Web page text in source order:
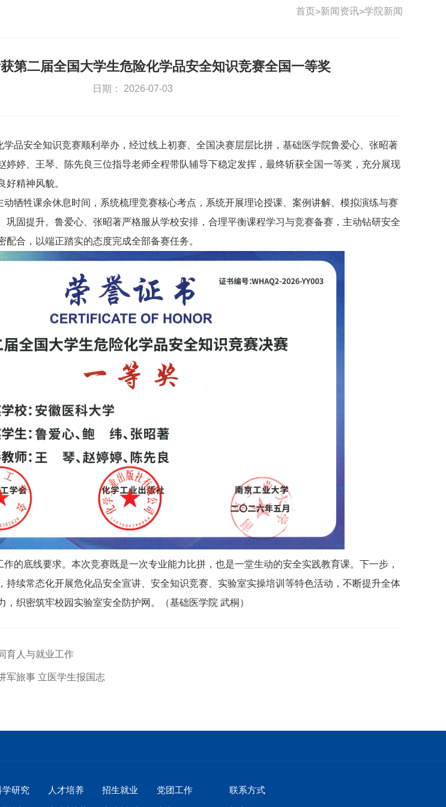
首页>新闻资讯>学院新闻
第二届全国大学生危险化学品安全知识竞赛全国一等奖
日期： 2026-07-03
品安全知识竞赛顺利举办，经过线上初赛、全国决赛层层比拼，基础医学院鲁爱心、张昭著
婷婷、王琴、陈先良三位指导老师全程带队辅导下稳定发挥，最终斩获全国一等奖，充分展现
好精神风貌。
牺牲课余休息时间，系统梳理竞赛核心考点，系统开展理论授课、案例讲解、模拟演练与赛
巩固提升。鲁爱心、张昭著严格服从学校安排，合理平衡课程学习与竞赛备赛，主动钻研安全
合，以端正踏实的态度完成全部备赛任务。
的底线要求。本次竞赛既是一次专业能力比拼，也是一堂生动的安全实践教育课。下一步，
持续常态化开展危化品安全宣讲、安全知识竞赛、实验室实操培训等特色活动，不断提升全体
织密筑牢校园实验室安全防护网。（基础医学院 武桐）
育人与就业工作
军旅事 立医学生报国志
学研究 人才培养 招生就业 党团工作 联系方式